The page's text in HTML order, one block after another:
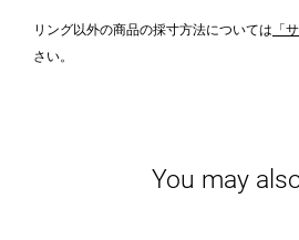
リング以外の商品の採寸方法については 「
さい。
You may